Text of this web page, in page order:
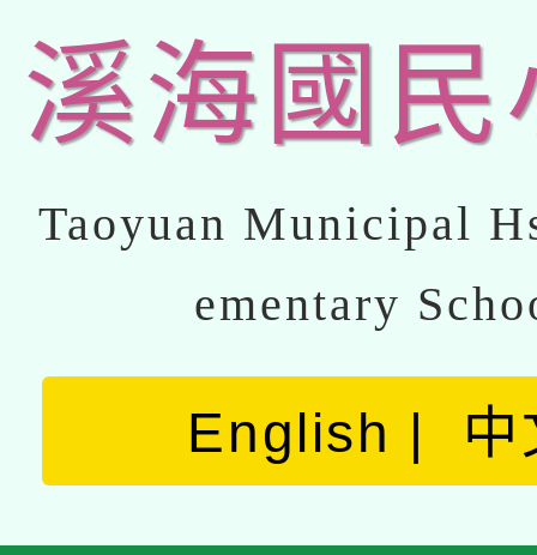
溪海國民
Taoyuan Municipal
ementary
English 中